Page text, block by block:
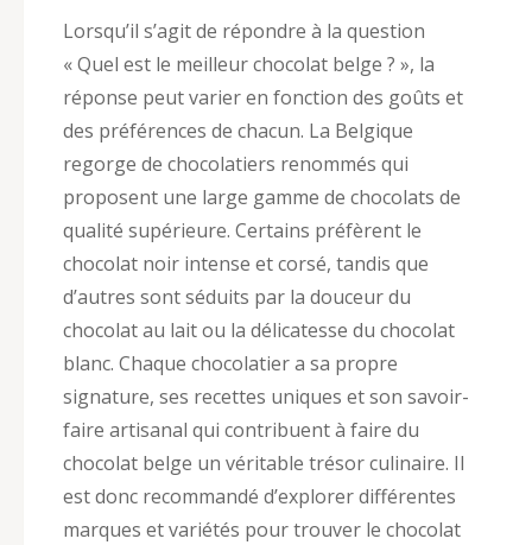
Lorsqu’il s’agit de répondre à la question
« Quel est le meilleur chocolat belge ? », la
réponse peut varier en fonction des goûts et
des préférences de chacun. La Belgique
regorge de chocolatiers renommés qui
proposent une large gamme de chocolats de
qualité supérieure. Certains préfèrent le
chocolat noir intense et corsé, tandis que
d’autres sont séduits par la douceur du
chocolat au lait ou la délicatesse du chocolat
blanc. Chaque chocolatier a sa propre
signature, ses recettes uniques et son savoir-
faire artisanal qui contribuent à faire du
chocolat belge un véritable trésor culinaire. Il
est donc recommandé d’explorer différentes
marques et variétés pour trouver le chocolat